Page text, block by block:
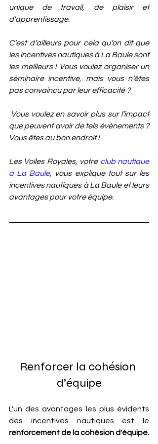
unique de travail, de plaisir et
d'apprentissage.
C’est d’ailleurs pour cela qu’on dit que
les incentives nautiques à La Baule sont
les meilleurs ! Vous voulez organiser un
séminaire incentive, mais vous n’êtes
pas convaincu par leur efficacité ?
que peuvent avoir de tels événements ?
Vous êtes au bon endroit !
Les Voiles Royales, votre club nautique
à La Baule, vous explique tout sur les
incentives nautiques à La Baule et leurs
avantages pour votre équipe.
Renforcer la cohésion
d’équipe
L'un des avantages les plus évidents
des incentives nautiques est le